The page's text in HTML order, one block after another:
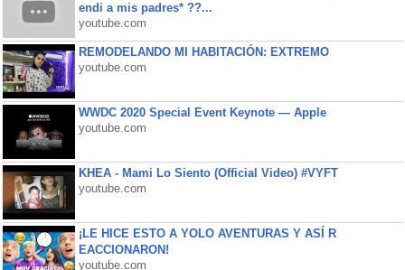
endi a mis padres* ??...
youtube.com
REMODELANDO MI HABITACIÓN: EXTREMO
youtube.com
WWDC 2020 Special Event Keynote — Apple
youtube.com
KHEA - Mami Lo Siento (Official Video) #VYFT
youtube.com
¡LE HICE ESTO A YOLO AVENTURAS Y ASÍ R
EACCIONARON!
youtube.com